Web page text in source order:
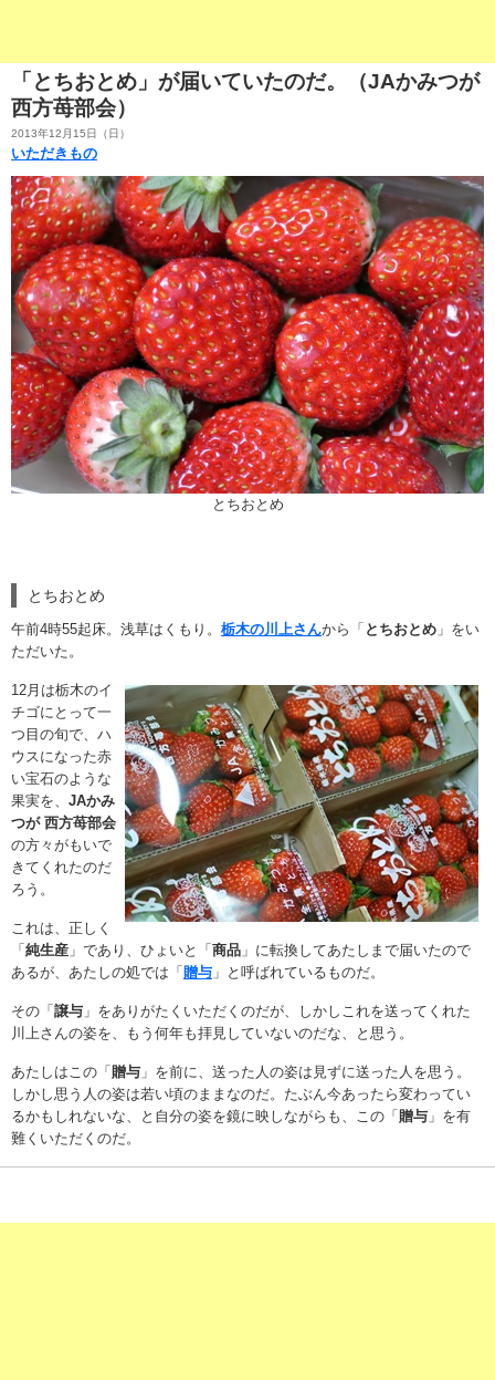
「とちおとめ」が届いていたのだ。（JAかみつが
西方苺部会）
2013年12月15日（日）
いただきもの
とちおとめ
とちおとめ
午前4時55起床。浅草はくもり。 栃木の川上さんから「 とちおとめ 」をい
ただいた。
12月は栃木のイ
チゴにとって一
つ目の旬で、ハ
ウスになった赤
い宝石のような
果実を、 JAかみ
つが 西方苺部会
の方々がもいで
きてくれたのだ
ろう。
これは、正しく
「 純生産 」であり、ひょいと「 商品 」に転換してあたしまで届いたので
あるが、あたしの処では「 贈与 」と呼ばれているものだ。
その「 譲与 」をありがたくいただくのだが、しかしこれを送ってくれた
川上さんの姿を、もう何年も拝見していないのだな、と思う。
あたしはこの「 贈与 」を前に、送った人の姿は見ずに送った人を思う。
しかし思う人の姿は若い頃のままなのだ。たぶん今あったら変わってい
るかもしれないな、と自分の姿を鏡に映しながらも、この「 贈与 」を有
難くいただくのだ。